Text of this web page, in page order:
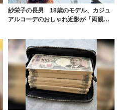
紗栄子の長男 18歳のモデル、カジュ
アルコーデのおしゃれ近影が「両親の